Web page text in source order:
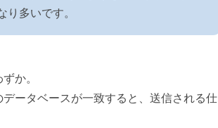
り多いです。
か。
ータベースが一致すると、送信される仕